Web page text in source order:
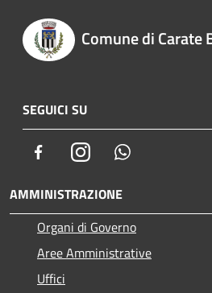
Comune di Carate
SEGUICI SU
FacebookInstagram
AMMINISTRAZIONE
Organi di Governo
Aree Amministrative
Uffici